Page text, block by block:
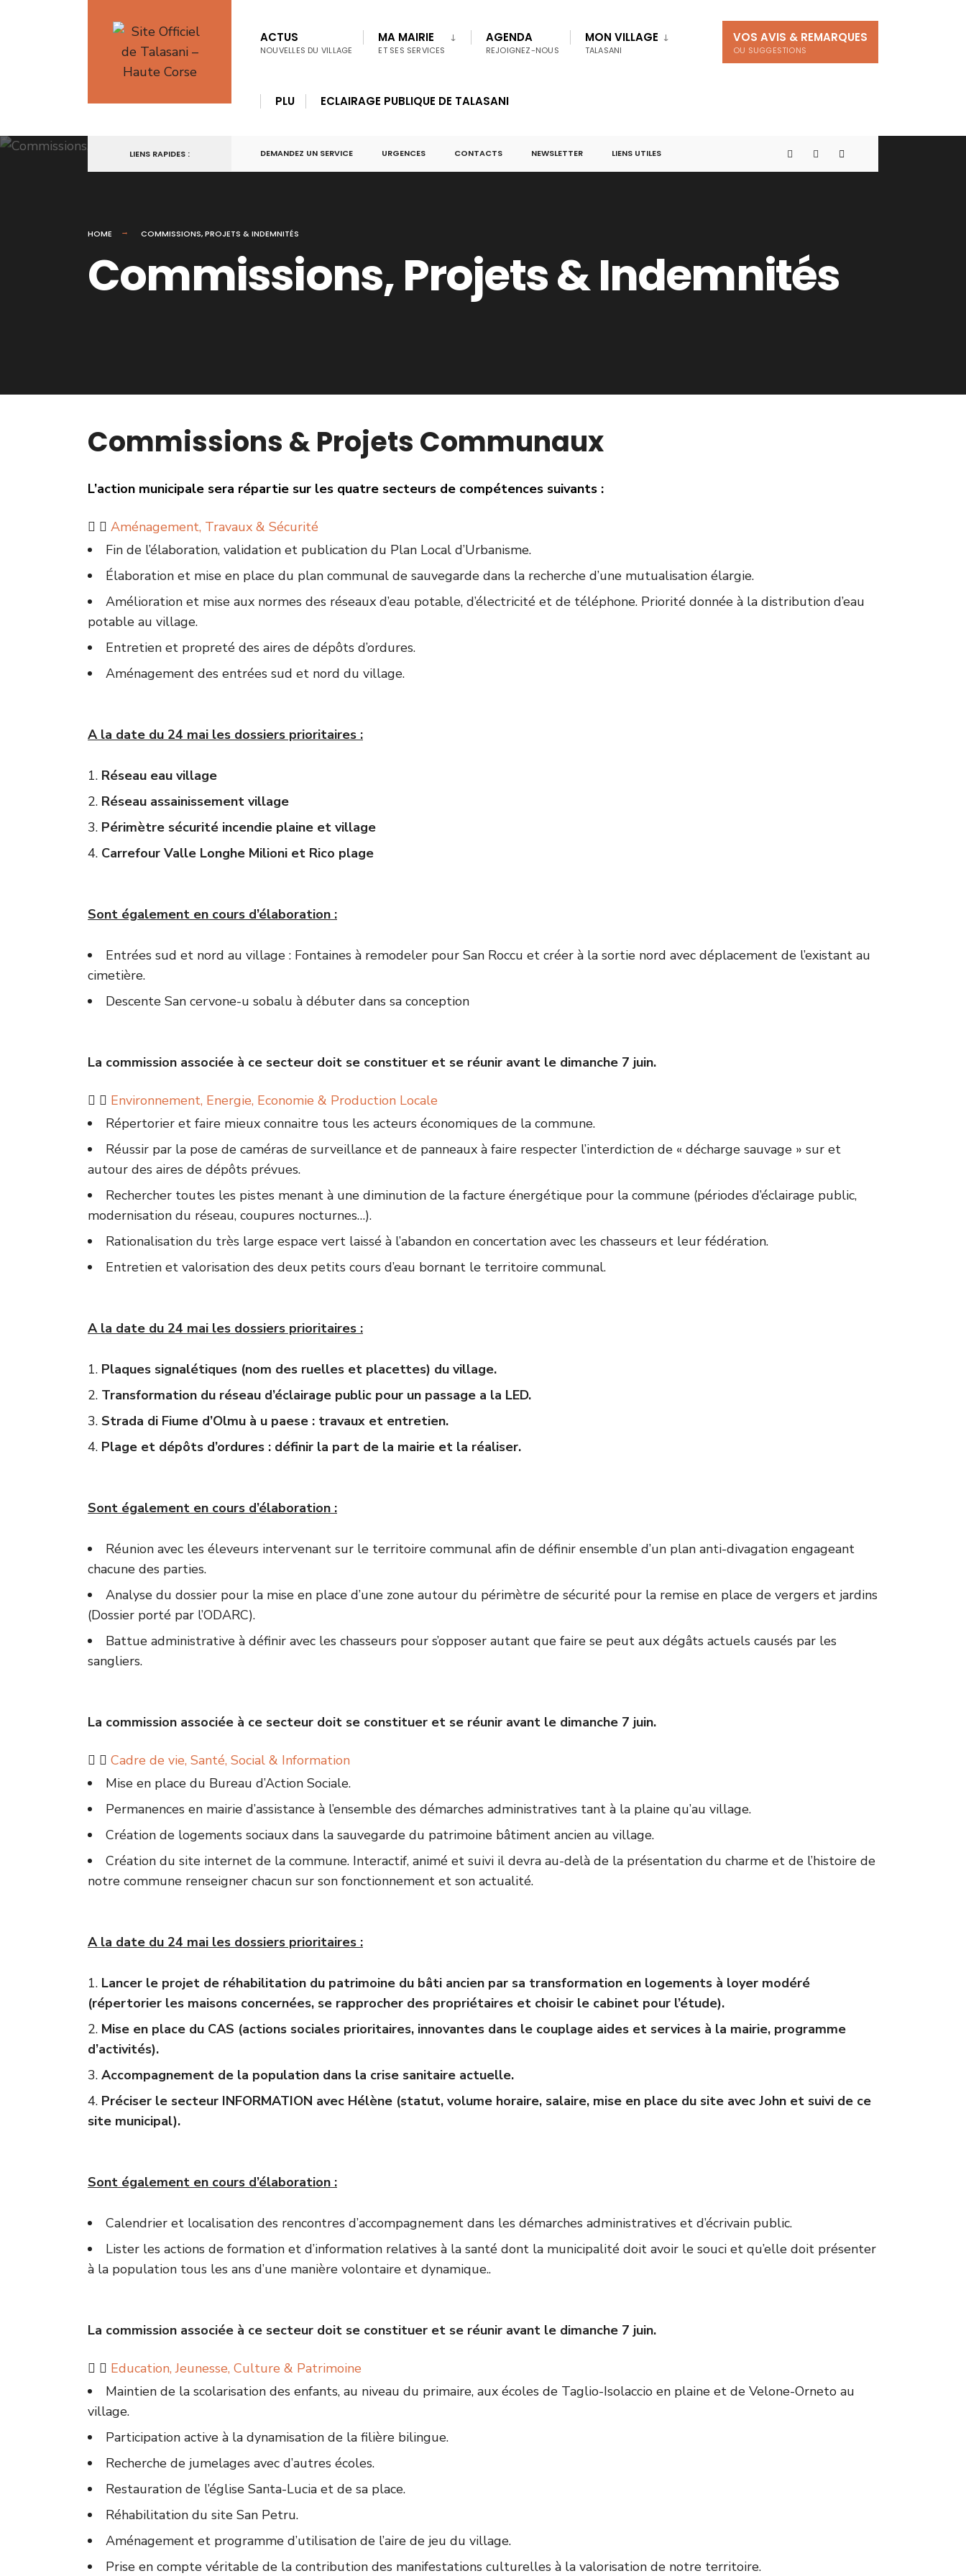
content
ACTUS
NOUVELLES DU VILLAGE
MA MAIRIE
ET SES SERVICES
AGENDA
REJOIGNEZ-NOUS
MON VILLAGE
TALASANI
VOS AVIS & REMARQUES
OU SUGGESTIONS
PLU ECLAIRAGE PUBLIQUE DE TALASANI
LIENS RAPIDES : DEMANDEZ UN SERVICE URGENCES CONTACTS NEWSLETTER LIENS UTILES
HOME COMMISSIONS, PROJETS & INDEMNITÉS
Commissions, Projets & Indemnités
Commissions & Projets Communaux
L’action municipale sera répartie sur les quatre secteurs de compétences suivants :
Aménagement, Travaux & Sécurité
Fin de l’élaboration, validation et publication du Plan Local d’Urbanisme.
Élaboration et mise en place du plan communal de sauvegarde dans la recherche d’une mutualisation élargie.
Amélioration et mise aux normes des réseaux d’eau potable, d’électricité et de téléphone. Priorité donnée à la distribution d’eau
potable au village.
Entretien et propreté des aires de dépôts d’ordures.
Aménagement des entrées sud et nord du village.
A la date du 24 mai les dossiers prioritaires :
Réseau eau village
Réseau assainissement village
Périmètre sécurité incendie plaine et village
Carrefour Valle Longhe Milioni et Rico plage
Sont également en cours d’élaboration :
Entrées sud et nord au village : Fontaines à remodeler pour San Roccu et créer à la sortie nord avec déplacement de l’existant au
cimetière.
Descente San cervone-u sobalu à débuter dans sa conception
La commission associée à ce secteur doit se constituer et se réunir avant le dimanche 7 juin.
Environnement, Energie, Economie & Production Locale
Répertorier et faire mieux connaitre tous les acteurs économiques de la commune.
Réussir par la pose de caméras de surveillance et de panneaux à faire respecter l’interdiction de « décharge sauvage » sur et
autour des aires de dépôts prévues.
Rechercher toutes les pistes menant à une diminution de la facture énergétique pour la commune (périodes d’éclairage public,
modernisation du réseau, coupures nocturnes…).
Rationalisation du très large espace vert laissé à l’abandon en concertation avec les chasseurs et leur fédération.
Entretien et valorisation des deux petits cours d’eau bornant le territoire communal.
A la date du 24 mai les dossiers prioritaires :
Plaques signalétiques (nom des ruelles et placettes) du village.
Transformation du réseau d’éclairage public pour un passage a la LED.
Strada di Fiume d’Olmu à u paese : travaux et entretien.
Plage et dépôts d’ordures : définir la part de la mairie et la réaliser.
Sont également en cours d’élaboration :
Réunion avec les éleveurs intervenant sur le territoire communal afin de définir ensemble d’un plan anti-divagation engageant
chacune des parties.
Analyse du dossier pour la mise en place d’une zone autour du périmètre de sécurité pour la remise en place de vergers et jardins
(Dossier porté par l’ODARC).
Battue administrative à définir avec les chasseurs pour s’opposer autant que faire se peut aux dégâts actuels causés par les
sangliers.
La commission associée à ce secteur doit se constituer et se réunir avant le dimanche 7 juin.
Cadre de vie, Santé, Social & Information
Mise en place du Bureau d’Action Sociale.
Permanences en mairie d’assistance à l’ensemble des démarches administratives tant à la plaine qu’au village.
Création de logements sociaux dans la sauvegarde du patrimoine bâtiment ancien au village.
Création du site internet de la commune. Interactif, animé et suivi il devra au-delà de la présentation du charme et de l’histoire de
notre commune renseigner chacun sur son fonctionnement et son actualité.
A la date du 24 mai les dossiers prioritaires :
Lancer le projet de réhabilitation du patrimoine du bâti ancien par sa transformation en logements à loyer modéré
(répertorier les maisons concernées, se rapprocher des propriétaires et choisir le cabinet pour l’étude).
Mise en place du CAS (actions sociales prioritaires, innovantes dans le couplage aides et services à la mairie, programme
d’activités).
Accompagnement de la population dans la crise sanitaire actuelle.
Préciser le secteur INFORMATION avec Hélène (statut, volume horaire, salaire, mise en place du site avec John et suivi de ce
site municipal).
Sont également en cours d’élaboration :
Calendrier et localisation des rencontres d’accompagnement dans les démarches administratives et d’écrivain public.
Lister les actions de formation et d’information relatives à la santé dont la municipalité doit avoir le souci et qu’elle doit présenter
à la population tous les ans d’une manière volontaire et dynamique..
La commission associée à ce secteur doit se constituer et se réunir avant le dimanche 7 juin.
Education, Jeunesse, Culture & Patrimoine
Maintien de la scolarisation des enfants, au niveau du primaire, aux écoles de Taglio-Isolaccio en plaine et de Velone-Orneto au
village.
Participation active à la dynamisation de la filière bilingue.
Recherche de jumelages avec d’autres écoles.
Restauration de l’église Santa-Lucia et de sa place.
Réhabilitation du site San Petru.
Aménagement et programme d’utilisation de l’aire de jeu du village.
Prise en compte véritable de la contribution des manifestations culturelles à la valorisation de notre territoire.